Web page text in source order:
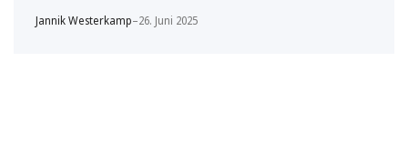
Jannik Westerkamp–26. Juni 2025